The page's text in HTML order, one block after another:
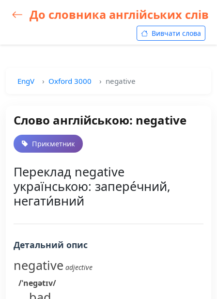
До словника англійських слів
Вивчати слова
EngV Oxford 3000 negative
Слово англійською: negative
Прикметник
Переклад negative
українською: запере́чний,
негати́вний
Детальний опис
negative adjective
/ˈneɡətɪv/